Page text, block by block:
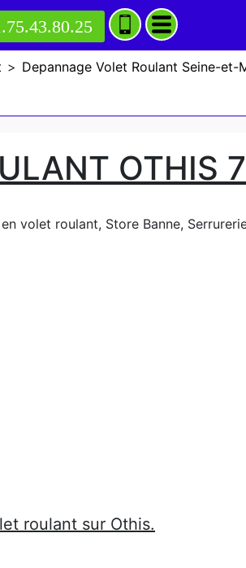
> Depannage Volet Roulant Seine-et-
OTHIS
volet roulant, Store Banne,
roulant sur Othis.